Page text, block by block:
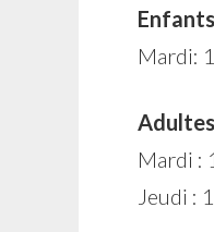
Mardi:
Mardi :
Jeudi :